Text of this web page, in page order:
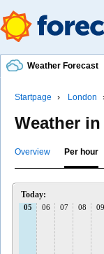
Weather Forecast
Startpage London
Weather
Overview Per hour
Today:
05 06 07 08 09